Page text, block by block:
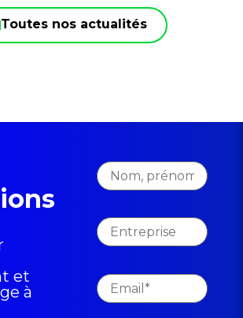
Toutes nos actualités
et
à